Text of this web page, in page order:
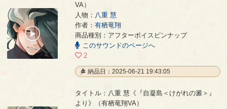
八重 慧《そうして共に》（有栖竜翔VA）
00:00
00:07
VA）
人物： 八重 慧
作者： 有栖竜翔
商品種別：アフターボイスピンナップ
このサウンドのページへ
2
納品日：2025-06-21 19:43:05
タイトル：八重 慧《『自凝島＜けがれの澱＞』
より》（有栖竜翔VA）